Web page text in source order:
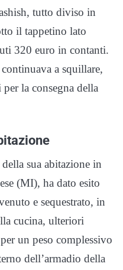
tutto diviso in
il tappetino lato
320 euro in contanti.
a squillare,
la consegna della
sua abitazione in
(MI), ha dato esito
e sequestrato, in
cucina, ulteriori
un peso complessivo
dell’armadio della